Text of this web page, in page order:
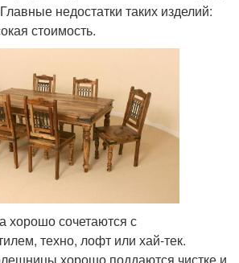
недостатки таких изделий:
стоимость.
хорошо сочетаются с
техно, лофт или хай-тек.
хорошо поддаются чистке и